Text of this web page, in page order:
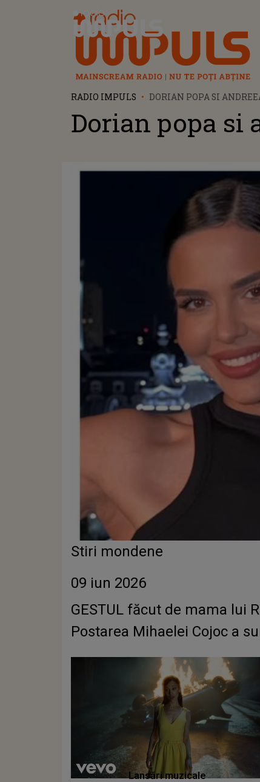
Radio Impuls
RADIO IMPULS DORIAN POPA SI
Dorian popa si
Stiri mondene
09 iun 2026
GESTUL făcut de mama lui
Postarea Mihaelei Cojoc a
Lansări muzicale